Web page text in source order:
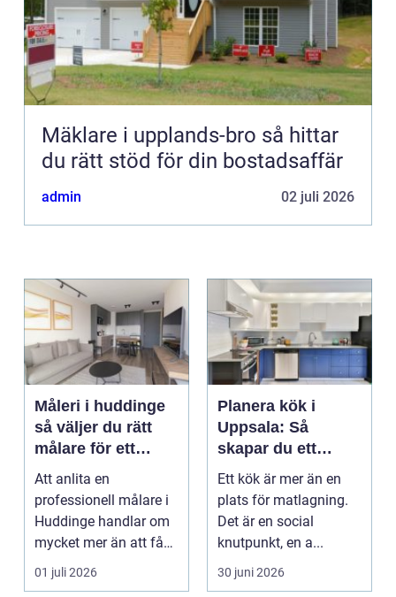
Mäklare i upplands-bro så hittar
du rätt stöd för din bostadsaffär
admin 02 juli 2026
Måleri i huddinge
så väljer du rätt
målare för ett
hållbart resultat
Att anlita en
professionell målare i
Huddinge handlar om
mycket mer än att få
nya färger på
väggarna...
01 juli 2026
Planera kök i
Uppsala: Så
skapar du ett
funktionellt och
hållbart kök
Ett kök är mer än en
plats för matlagning.
Det är en social
knutpunkt, en a...
30 juni 2026